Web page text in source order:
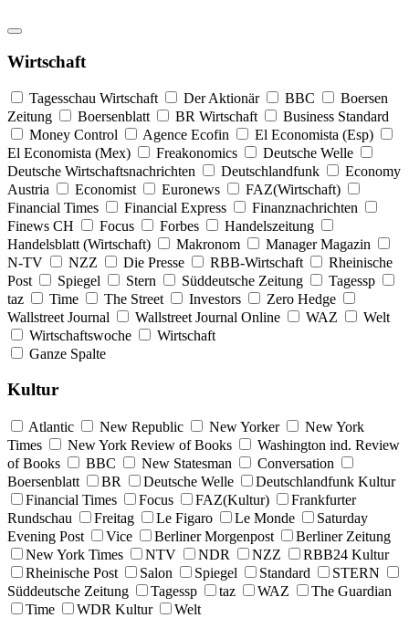
Wirtschaft
Tagesschau Wirtschaft Der Aktionär BBC
Boersen
Zeitung
Boersenblatt BR Wirtschaft
Business Standard
Money Control
Agence Ecofin
El Economista (Esp)
El Economista (Mex)
Freakonomics
Deutsche Welle
Deutsche Wirtschaftsnachrichten
Deutschlandfunk
Economy
Austria
Economist Euronews
FAZ(Wirtschaft)
Financial Times
Financial Express
Finanznachrichten
Finews CH
Focus Forbes
Handelszeitung
Handelsblatt (Wirtschaft)
Makronom
Manager Magazin
N-TV
NZZ Die Presse RBB-Wirtschaft
Rheinische
Post
Spiegel Stern Süddeutsche Zeitung
Tagessp
taz
Time The Street Investors
Zero Hedge
Wallstreet Journal
Wallstreet Journal Online WAZ
Welt
Wirtschaftswoche
Wirtschaft
Ganze Spalte
Kultur
Atlantic New Republic New Yorker
New York
Times
New York Review of Books
Washington ind. Review
of Books
BBC New Statesman
Conversation
Boersenblatt
BR Deutsche Welle
Deutschlandfunk Kultur
Financial Times
Focus FAZ(Kultur)
Frankfurter
Rundschau
Freitag Le Figaro Le Monde
Saturday
Evening Post
Vice Berliner Morgenpost
Berliner Zeitung
New York Times
NTV NDR NZZ
RBB24 Kultur
Rheinische Post
Salon Spiegel Standard
STERN
Süddeutsche Zeitung
Tagessp taz WAZ
The Guardian
Time
WDR Kultur
Welt